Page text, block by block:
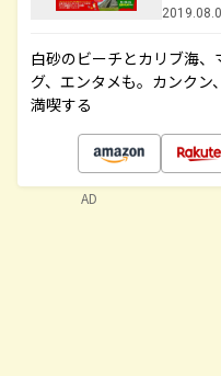
白砂のビーチとカリブ海
グ、エンタメも。カンク
満喫する
AD